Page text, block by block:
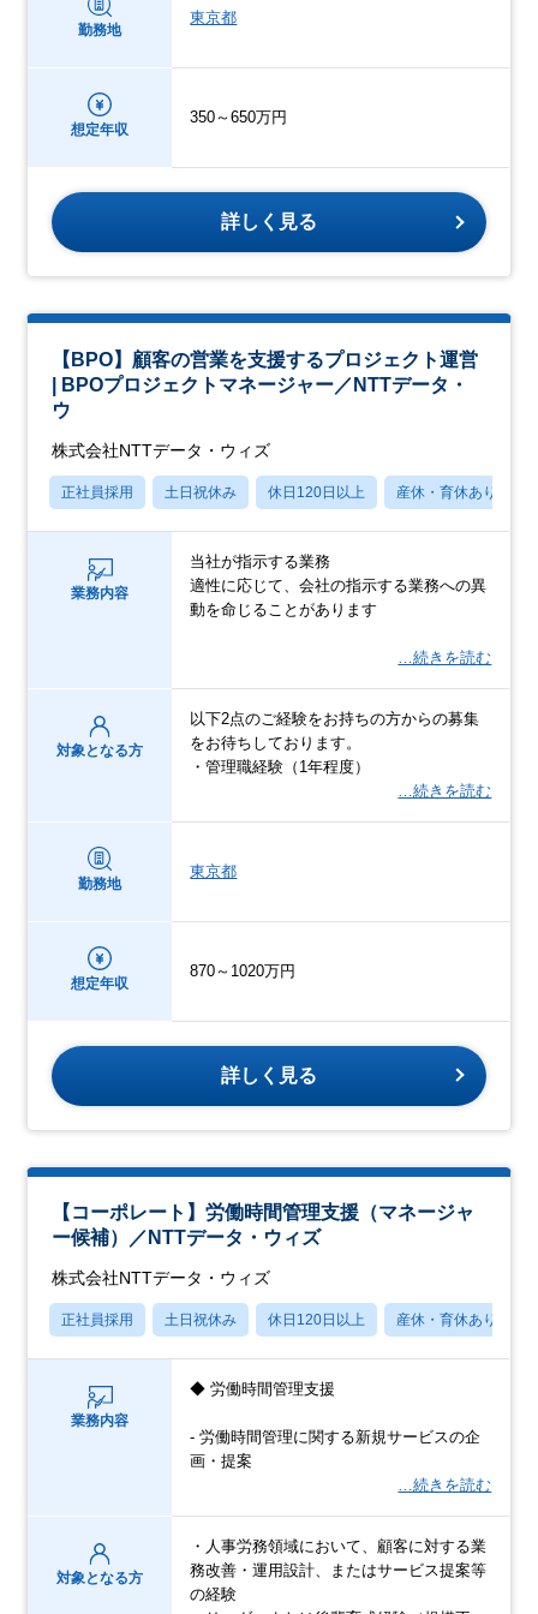
勤務地
東京都
想定年収
350～650万円
詳しく見る
【BPO】顧客の営業を支援するプロジェクト運営
| BPOプロジェクトマネージャー／NTTデータ・
ウ
株式会社NTTデータ・ウィズ
正社員採用 土日祝休み 休日120日以上 産休・育休あり
業務内容
当社が指示する業務
適性に応じて、会社の指示する業務への異
動を命じることがあります
…続きを読む
対象となる方
以下2点のご経験をお持ちの方からの募集
をお待ちしております。
・管理職経験（1年程度）
…続きを読む
勤務地
東京都
想定年収
870～1020万円
詳しく見る
【コーポレート】労働時間管理支援（マネージャ
ー候補）／NTTデータ・ウィズ
株式会社NTTデータ・ウィズ
正社員採用 土日祝休み 休日120日以上 産休・育休あり
業務内容
◆ 労働時間管理支援
- 労働時間管理に関する新規サービスの企
画・提案
…続きを読む
対象となる方
・人事労務領域において、顧客に対する業
務改善・運用設計、またはサービス提案等
の経験